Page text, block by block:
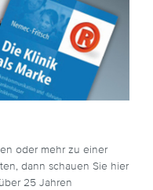
oder mehr zu einer
dann schauen Sie hier
25 Jahren